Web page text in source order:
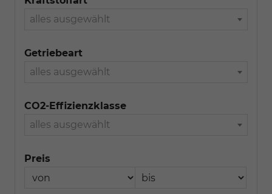
alles ausgewählt
Getriebeart
alles ausgewählt
CO2-Effizienzklasse
alles ausgewählt
Preis